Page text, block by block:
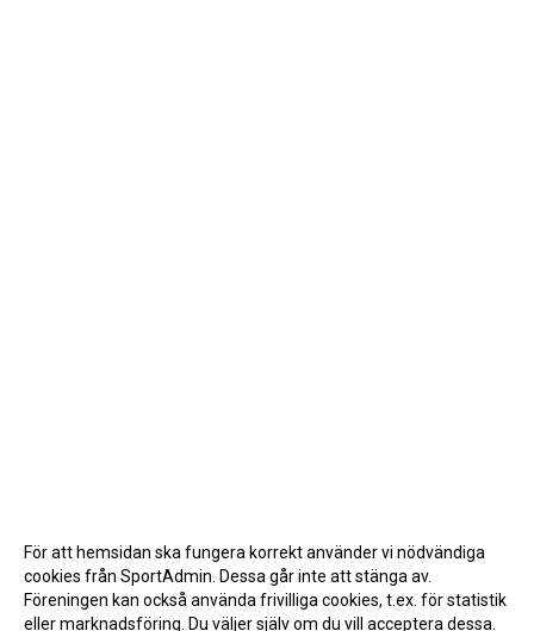
För att hemsidan ska fungera korrekt använder vi nödvändiga
cookies från SportAdmin. Dessa går inte att stänga av.
Föreningen kan också använda frivilliga cookies, t.ex. för statistik
eller marknadsföring. Du väljer själv om du vill acceptera dessa.